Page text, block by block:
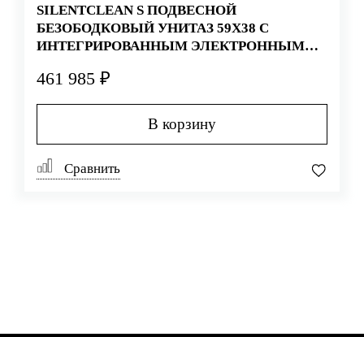
SILENTCLEAN S ПОДВЕСНОЙ
БЕЗОБОДКОВЫЙ УНИТАЗ 59X38 С
ИНТЕГРИРОВАННЫМ ЭЛЕКТРОННЫМ
461 985 ₽
В корзину
Сравнить